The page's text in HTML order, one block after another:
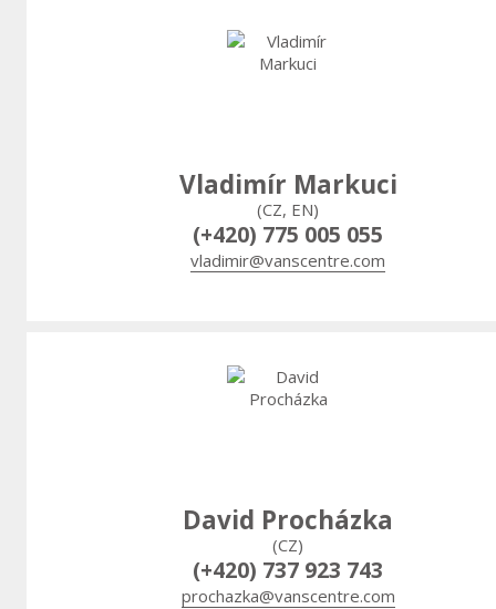
Vladimír Markuci
(CZ, EN)
(+420) 775 005 055
vladimir@vanscentre.com
David Procházka
(CZ)
(+420) 737 923 743
prochazka@vanscentre.com